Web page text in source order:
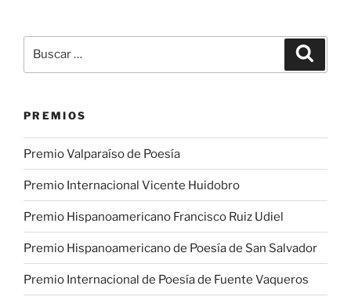
por:
PREMIOS
Premio Valparaíso de Poesía
Premio Internacional Vicente Huidobro
Premio Hispanoamericano Francisco Ruiz Udiel
Premio Hispanoamericano de Poesía de San Salvador
Premio Internacional de Poesía de Fuente Vaqueros